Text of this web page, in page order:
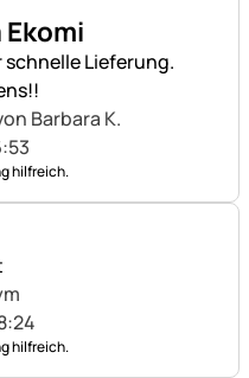
Lieferung.
Barbara K.
hilfreich.
hilfreich.